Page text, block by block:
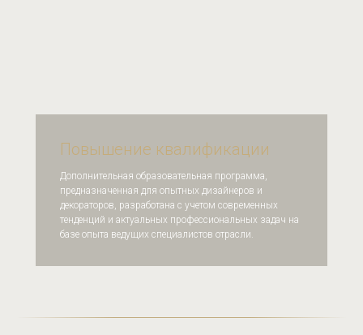
Повышение квалификации
Дополнительная образовательная программа,
предназначенная для опытных дизайнеров и
декораторов, разработана с учетом современных
тенденций и актуальных профессиональных задач на
базе опыта ведущих специалистов отрасли.